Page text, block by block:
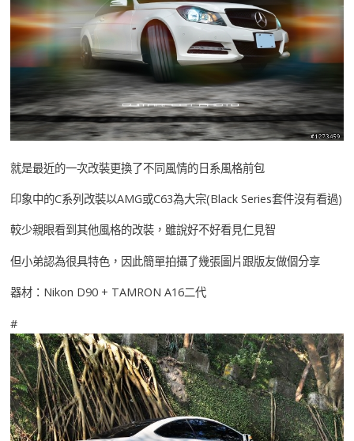
就是最近的一次改裝更換了不同風情的日系風格前包
印象中的C系列改裝以AMG或C63為大宗(Black Series套件沒有看過)
較少親眼看到其他風格的改裝，雖說好不好看見仁見智
但小弟認為很具特色，因此簡單拍攝了幾張圖片跟版友做個分享
器材：Nikon D90 + TAMRON A16二代
#